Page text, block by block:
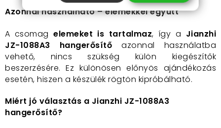
Azonnal használható – elemekkel együtt
A csomagelemeket is tartalmaz, így a Jianzhi
JZ-1088A3 hangerősítő azonnal használatba
vehető, nincs szükség külön kiegészítők
beszerzésére. Ez különösen előnyös ajándékozás
esetén, hiszen a készülék rögtön kipróbálható.
Miért jó választás a Jianzhi JZ-1088A3
hangerősítő?